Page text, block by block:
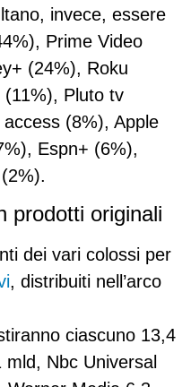
invece, essere
Prime Video
(24%), Roku
Pluto tv
(8%), Apple
Espn+ (6%),
prodotti originali
dei vari colossi per
, distribuiti nell’arco
ciascuno 13,4
Nbc Universal